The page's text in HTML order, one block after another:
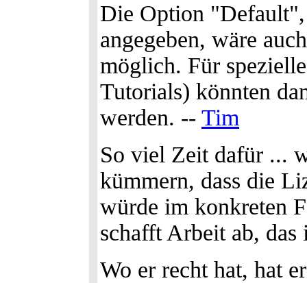
Die Option "Default",
angegeben, wäre
möglich. Für
Tutorials) könnten
werden. -- Tim
So viel Zeit dafür ...
kümmern, dass die
würde im konkreten
schafft Arbeit ab,
Wo er recht hat, hat